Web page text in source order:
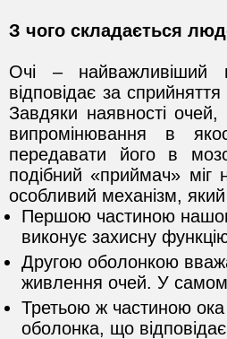
З чого складається
Очі – найважливіший
відповідає за
Завдяки наявності
випромінювання в
передавати його в
подібний «приймач»
особливий механізм,
Першою частиною
виконує захисну
Другою оболонкою
живлення очей. У
Третьою ж частиною ока
оболонка, що